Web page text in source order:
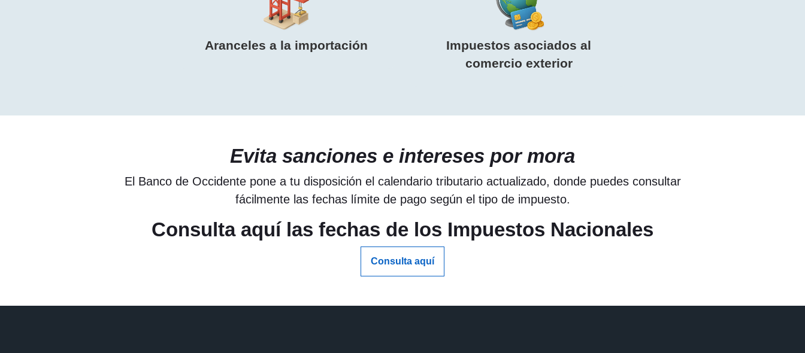
Aranceles a la importación
Impuestos asociados al
comercio exterior
Evita sanciones e intereses por mora
El Banco de Occidente pone a tu disposición el calendario tributario actualizado, donde puedes consultar
fácilmente las fechas límite de pago según el tipo de impuesto.
Consulta aquí las fechas de los Impuestos Nacionales
Consulta aquí